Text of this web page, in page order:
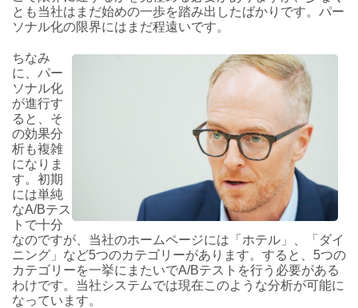
とも当社はまだ始めの一歩を踏み出したばかりです。パー
ソナル化の限界にはまだ程遠いです。
ちなみ
に、パー
ソナル化
が進行す
ると、そ
の効果分
析も複雑
になりま
す。初期
には単純
なA/Bテス
トで十分
なのですが、当社のホームページには「ホテル」、「ダイ
ニング」など5つのカテゴリーがあります。すると、5つの
カテゴリーを一挙にまたいでA/Bテストを行う必要がある
わけです。当社システムでは現在このような分析が可能に
なっています。